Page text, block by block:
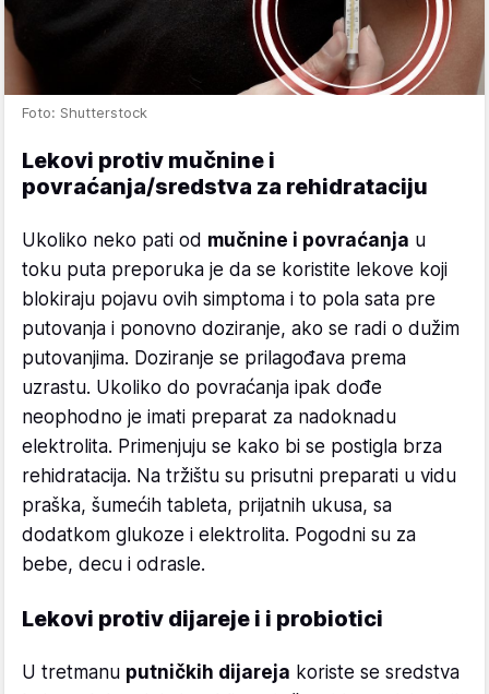
Foto: Shutterstock
Lekovi protiv mučnine i
povraćanja/sredstva za rehidrataciju
Ukoliko neko pati od mučnine i povraćanja u
toku puta preporuka je da se koristite lekove koji
blokiraju pojavu ovih simptoma i to pola sata pre
putovanja i ponovno doziranje, ako se radi o dužim
putovanjima. Doziranje se prilagođava prema
uzrastu. Ukoliko do povraćanja ipak dođe
neophodno je imati preparat za nadoknadu
elektrolita. Primenjuju se kako bi se postigla brza
rehidratacija. Na tržištu su prisutni preparati u vidu
praška, šumećih tableta, prijatnih ukusa, sa
dodatkom glukoze i elektrolita. Pogodni su za
bebe, decu i odrasle.
Lekovi protiv dijareje i i probiotici
U tretmanu putničkih dijareja koriste se sredstva